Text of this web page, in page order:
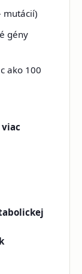
mutácií)
gény
ako 100
viac